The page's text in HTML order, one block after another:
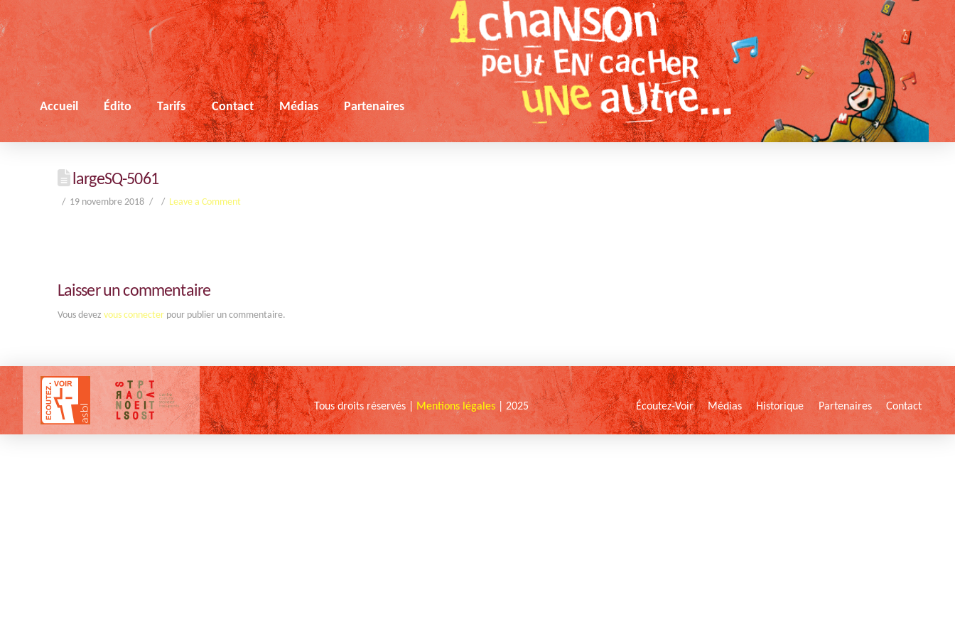
Accueil Édito Tarifs Contact Médias Partenaires
largeSQ-5061
19 novembre 2018 Leave a Comment
Laisser un commentaire
Vous devez vous connecterpour publier un commentaire.
Tous droits réservés | Mentions légales | 2025 Écoutez-Voir Médias Historique Partenaires Contact